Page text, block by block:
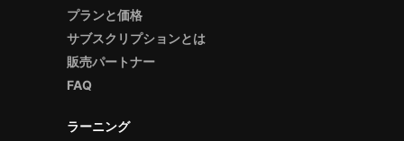
プランと価格
サブスクリプションとは
販売パートナー
FAQ
ラーニング